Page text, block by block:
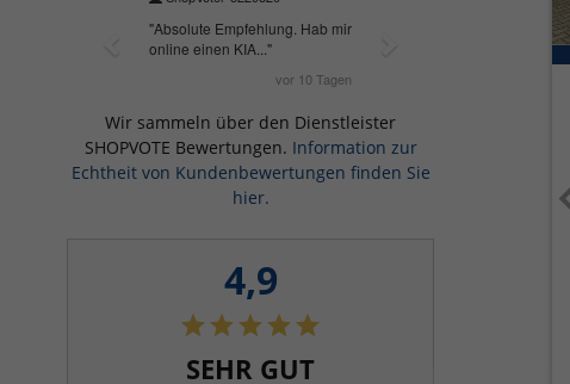
Wir sammeln über den Dienstleister
SHOPVOTE Bewertungen. Information zur
Echtheit von Kundenbewertungen finden Sie
hier.
4,9
SEHR GUT